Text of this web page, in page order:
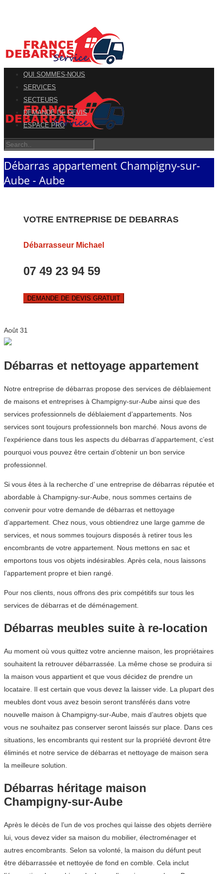
QUI SOMMES-NOUS
SERVICES
SECTEURS
DEMANDE DE DEVIS
ESPACE PRO
Débarras appartement Champigny-sur-
Aube - Aube
VOTRE ENTREPRISE DE DEBARRAS
Débarrasseur Michael
07 49 23 94 59
DEMANDE DE DEVIS GRATUIT
Août 31
Débarras et nettoyage appartement
Notre entreprise de débarras propose des services de déblaiement
de maisons et entreprises à Champigny-sur-Aube ainsi que des
services professionnels de déblaiement d’appartements. Nos
services sont toujours professionnels bon marché. Nous avons de
l’expérience dans tous les aspects du débarras d’appartement, c’est
pourquoi vous pouvez être certain d’obtenir un bon service
professionnel.
Si vous êtes à la recherche d’ une entreprise de débarras réputée et
abordable à Champigny-sur-Aube, nous sommes certains de
convenir pour votre demande de débarras et nettoyage
d’appartement. Chez nous, vous obtiendrez une large gamme de
services, et nous sommes toujours disposés à retirer tous les
encombrants de votre appartement. Nous mettons en sac et
emportons tous vos objets indésirables. Après cela, nous laissons
l’appartement propre et bien rangé.
Pour nos clients, nous offrons des prix compétitifs sur tous les
services de débarras et de déménagement.
Débarras meubles suite à re-location
Au moment où vous quittez votre ancienne maison, les propriétaires
souhaitent la retrouver débarrassée. La même chose se produira si
la maison vous appartient et que vous décidez de prendre un
locataire. Il est certain que vous devez la laisser vide. La plupart des
meubles dont vous avez besoin seront transférés dans votre
nouvelle maison à Champigny-sur-Aube, mais d’autres objets que
vous ne souhaitez pas conserver seront laissés sur place. Dans ces
situations, les encombrants qui restent sur la propriété devront être
éliminés et notre service de débarras et nettoyage de maison sera
la meilleure solution.
Débarras héritage maison
Champigny-sur-Aube
Après le décès de l’un de vos proches qui laisse des objets derrière
lui, vous devez vider sa maison du mobilier, électroménager et
autres encombrants. Selon sa volonté, la maison du défunt peut
être débarrassée et nettoyée de fond en comble. Cela inclut